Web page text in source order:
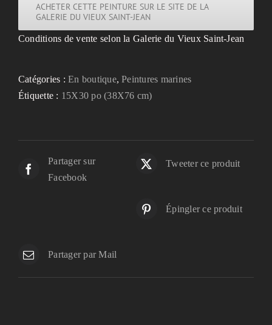
ACHETER CETTE PEINTURE SUR LE SITE DE LA
GALERIE DU VIEUX SAINT-JEAN
Conditions de vente selon la Galerie du Vieux Saint-Jean
Catégories :En boutique,Peintures marines
Étiquette : 15X30 po (38X76 cm)
Partager sur
Facebook
Tweeter ce produit
Épingler ce produit
Partager par Mail